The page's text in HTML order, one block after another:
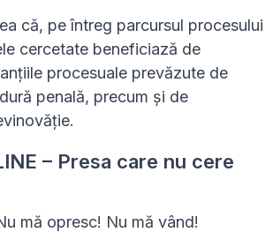
că, pe întreg parcursul procesului
cercetate beneficiază de
procesuale prevăzute de
penală, precum și de
– Presa care nu cere
mă opresc! Nu mă vând!